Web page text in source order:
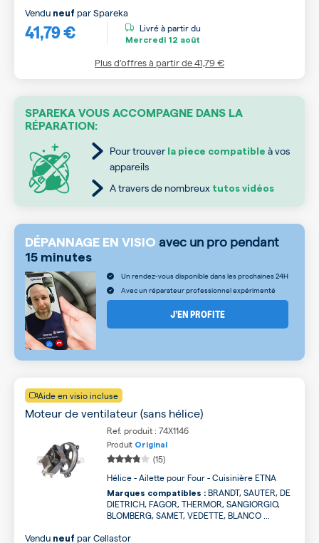
41,79 €
Vendu neuf parSpareka
Livré à partir du
Mercredi 12 août
Plus d’offres à partir de41,79 €
SPAREKA VOUS ACCOMPAGNE DANS LA
RÉPARATION:
Pour trouver la piece compatible à vos
appareils
A travers de nombreux tutos vidéos
DÉPANNAGE EN VISIO avec un pro pendant
15 minutes
Un rendez-vous disponible dans les prochaines 24H
Avec un réparateur professionnel expérimenté
J’EN PROFITE
Aide en visio incluse
Moteur de ventilateur (sans hélice)
Ref. produit : 74X1146
Produit Original
(15)
Hélice - Ailette pour Four - Cuisinière ETNA
Marques compatibles : BRANDT, SAUTER, DE
DIETRICH, FAGOR, THERMOR, SANGIORGIO,
BLOMBERG, SAMET, VEDETTE, BLANCO ...
Vendu neuf parCellastor